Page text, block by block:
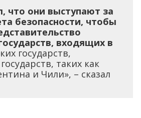
что они выступают за
безопасности, чтобы
входящих в
государств,
таких как
и Чили», – сказал